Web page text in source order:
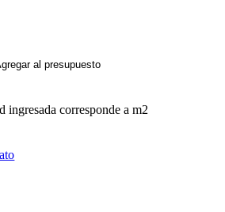
al presupuesto
ingresada corresponde a m2